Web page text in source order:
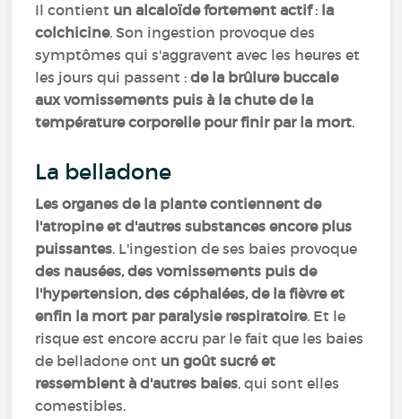
Il contient un alcaloïde fortement actif: la
colchicine. Son ingestion provoque des
symptômes qui s'aggravent avec les heures et
les jours qui passent :de la brûlure buccale
aux vomissements puis à la chute de la
température corporelle pour finir par la mort.
La belladone
Les organes de la plante contiennent de
l'atropine et d'autres substances encore plus
puissantes. L'ingestion de ses baies provoque
des nausées, des vomissements puis de
l'hypertension, des céphalées, de la fièvre et
enfin la mort par paralysie respiratoire. Et le
risque est encore accru par le fait que les baies
de belladone ont un goût sucré et
ressemblent à d'autres baies, qui sont elles
comestibles.